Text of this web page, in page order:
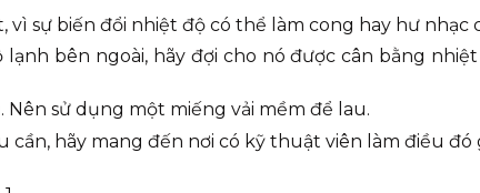
sự biến đổi nhiệt độ có thể làm cong hay hư nhạc
bên ngoài, hãy đợi cho nó được cân bằng
Nên sử dụng một miếng vải mềm để lau.
cần, hãy mang đến nơi có kỹ thuật viên làm điều đó